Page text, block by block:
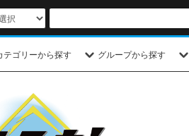
テゴリーから探す グループから探す